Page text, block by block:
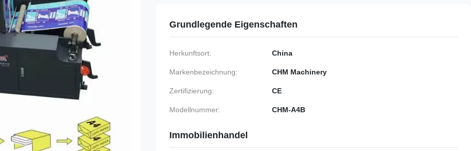
Grundlegende Eigenschaften
Herkunftsort: China
Markenbezeichnung: CHM Machinery
Zertifizierung: CE
Modellnummer: CHM-A4B
Immobilienhandel